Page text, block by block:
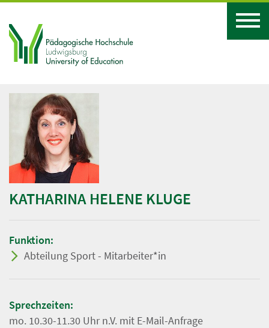
KATHARINA HELENE KLUGE
Funktion:
Abteilung Sport - Mitarbeiter*in
Sprechzeiten:
mo. 10.30-11.30 Uhr n.V. mit E-Mail-Anfrage